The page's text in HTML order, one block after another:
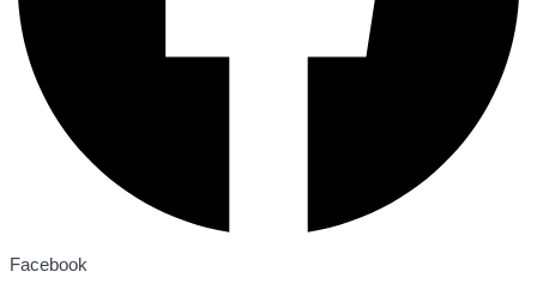
Facebook